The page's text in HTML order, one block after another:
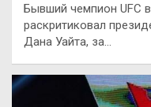
Бывший чемпион UFC
раскритиковал
Дана Уайта, за…